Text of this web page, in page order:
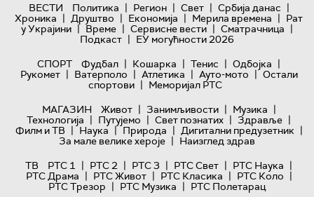
ВЕСТИ Политика | Регион | Свет | Србија данас |
Хроника | Друштво | Економија | Мерила времена | Рат
у Украјини | Време | Сервисне вести | Сматрачница |
Подкаст | ЕУ могућности 2026
СПОРТ
Фудбал | Кошарка | Тенис | Одбојка |
Рукомет | Ватерполо | Атлетика | Ауто-мото | Остали
спортови | Меморијал РТС
МАГАЗИН
Живот | Занимљивости | Музика |
Технологијa | Путујемо | Свет познатих | Здравље |
Филм и ТВ | Наука | Природа | Дигитални предузетник |
За мале велике хероје | Наизглед здрав
ТВ
РТС 1 | РТС 2 | РТС 3 | РТС Свет | РТС Наука |
РТС Драма | РТС Живот | РТС Класика | РТС Коло |
РТС Трезор | РТС Музика | РТС Полетарац